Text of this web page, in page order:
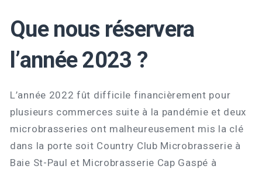
Que nous réservera
l’année 2023 ?
L’année 2022 fût difficile financièrement pour
plusieurs commerces suite à la pandémie et deux
microbrasseries ont malheureusement mis la clé
dans la porte soit Country Club Microbrasserie à
Baie St-Paul et Microbrasserie Cap Gaspé à